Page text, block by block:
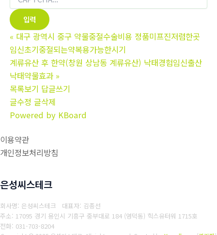
« 대구 광역시 중구 약물중절수술비용 정품미프진저렴한곳
임신초기중절되는약복용가능한시기
계류유산 후 한약(창원 상남동 계류유산) 낙태경험임신출산
낙­태약물효과 »
목록보기 답글쓰기
글수정 글삭제
Powered by KBoard
이용약관
개인정보처리방침
은성씨스테크
회사명: 은성씨스테크 대표자: 김종선
주소: 17095 경기 용인시 기흥구 중부대로 184 (영덕동) 힉스유터워 1715호
전화: 031-703-8204